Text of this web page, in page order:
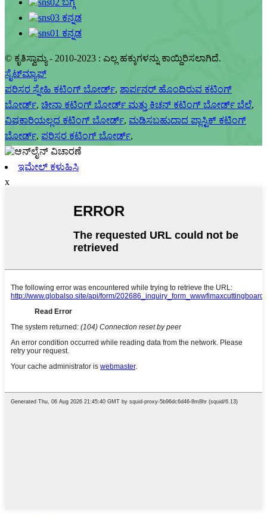
© ಕೃತಿಸ್ವಾಮ್ಯ - 2010-2023 : ಎಲ್ಲ ಹಕ್ಕುಗಳನ್ನು ಕಾಯ್ದಿರಿಸಲಾಗಿದೆ.
ಸೈಟ್‌ಮ್ಯಾಪ್
ಪರಿಸರ ಸ್ನೇಹಿ ಕಟಿಂಗ್ ಬೋರ್ಡ್, ಶಾರ್ಪನರ್ ಹೊಂದಿರುವ ಕಟಿಂಗ್
ಬೋರ್ಡ್, ಚೀನಾ ಕಟಿಂಗ್ ಬೋರ್ಡ್ ಮತ್ತು ಕಿಚನ್ ಕಟಿಂಗ್ ಬೋರ್ಡ್ ಬೆಲೆ,
ವಿಷಕಾರಿಯಲ್ಲದ ಕಟಿಂಗ್ ಬೋರ್ಡ್, ಮಡಿಸಬಹುದಾದ ಪ್ಲಾಸ್ಟಿಕ್ ಕಟಿಂಗ್
ಬೋರ್ಡ್, ಪರಿಸರ ಕಟಿಂಗ್ ಬೋರ್ಡ್,
ಇಮೇಲ್ ಕಳುಹಿಸಿ
x